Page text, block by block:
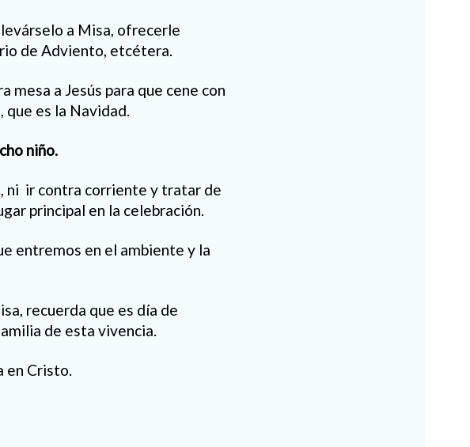
a Misa, ofrecerle
de Adviento, etcétera.
mesa a Jesús para que cene con
es la Navidad.
niño.
ni ir contra corriente y tratar de
principal en la celebración.
entremos en el ambiente y la
recuerda que es día de
de esta vivencia.
en Cristo.